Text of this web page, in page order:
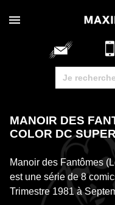
MANOIR DES
COLOR DC
Manoir des Fantômes
est une série de 8
Trimestre 1981 à